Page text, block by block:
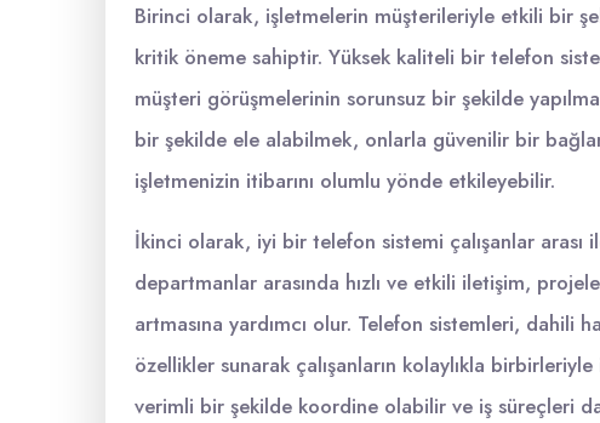
Birinci olarak, işletmelerin müşterileriyle etkili bir
kritik öneme sahiptir. Yüksek kaliteli bir telefon
müşteri görüşmelerinin sorunsuz bir şekilde
bir şekilde ele alabilmek, onlarla güvenilir bir
işletmenizin itibarını olumlu yönde etkileyebilir.
İkinci olarak, iyi bir telefon sistemi çalışanlar arası
departmanlar arasında hızlı ve etkili iletişim,
artmasına yardımcı olur. Telefon sistemleri, dahili
özellikler sunarak çalışanların kolaylıkla
verimli bir şekilde koordine olabilir ve iş süreçleri